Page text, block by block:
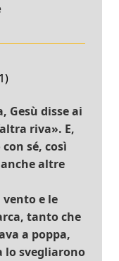
Gesù disse ai
riva». E,
sé, così
anche altre
e le
tanto che
a poppa,
lo svegliarono